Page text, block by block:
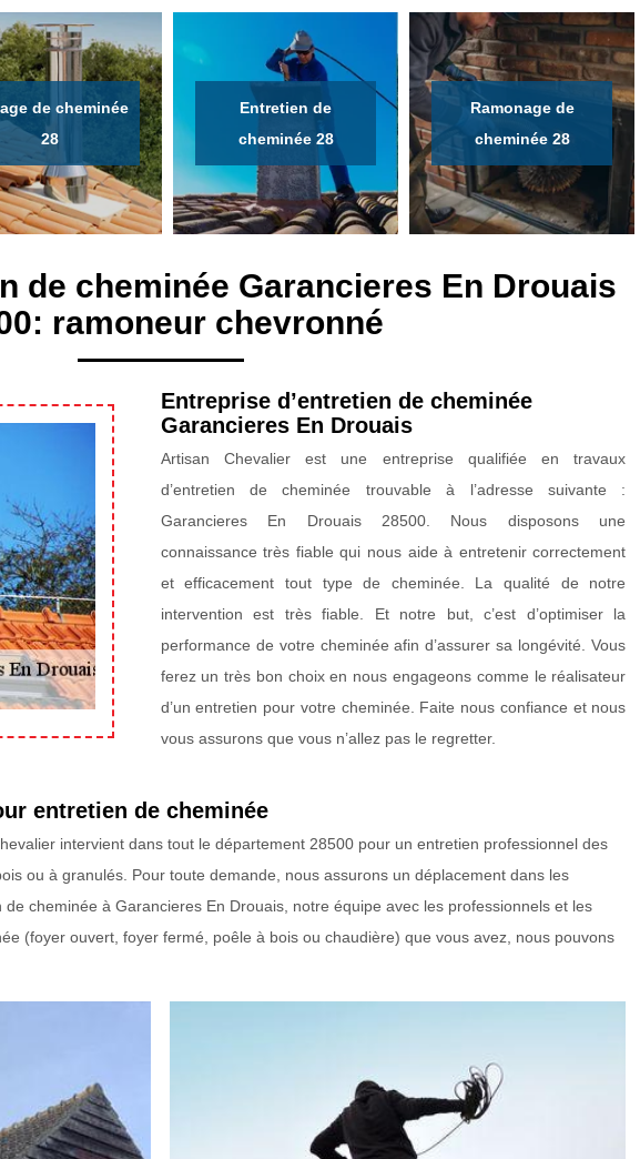
de cheminée
28
Entretien de
cheminée 28
Ramonage de
cheminée 28
de cheminée Garancieres En Drouais
ramoneur chevronné
Entreprise d’entretien de cheminée
Garancieres En Drouais
Artisan Chevalier est une entreprise qualifiée en travaux
d’entretien de cheminée trouvable à l’adresse suivante :
Garancieres En Drouais 28500. Nous disposons une
connaissance très fiable qui nous aide à entretenir correctement
et efficacement tout type de cheminée. La qualité de notre
intervention est très fiable. Et notre but, c’est d’optimiser la
performance de votre cheminée afin d’assurer sa longévité. Vous
ferez un très bon choix en nous engageons comme le réalisateur
d’un entretien pour votre cheminée. Faite nous confiance et nous
vous assurons que vous n’allez pas le regretter.
entretien de cheminée
intervient dans tout le département 28500 pour un entretien professionnel des
ou à granulés. Pour toute demande, nous assurons un déplacement dans les
cheminée à Garancieres En Drouais, notre équipe avec les professionnels et les
(foyer ouvert, foyer fermé, poêle à bois ou chaudière) que vous avez, nous pouvons